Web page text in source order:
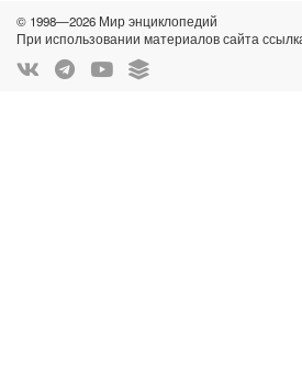
© 1998—2026 Мир энциклопедий
При использовании материалов сайта